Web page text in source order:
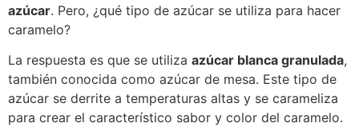
azúcar. Pero, ¿qué tipo de azúcar se utiliza para hacer
caramelo?
La respuesta es que se utiliza azúcar blanca granulada,
también conocida como azúcar de mesa. Este tipo de
azúcar se derrite a temperaturas altas y se carameliza
para crear el característico sabor y color del caramelo.